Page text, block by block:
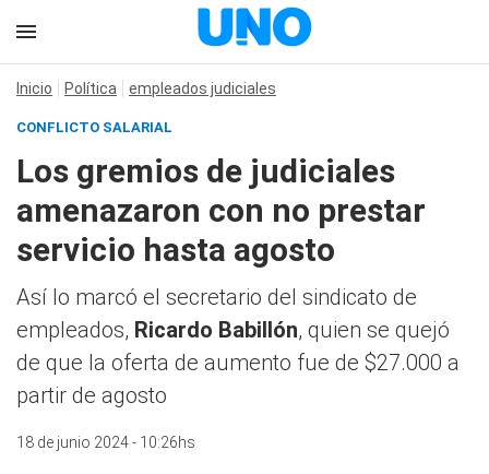
Inicio Política empleados judiciales
CONFLICTO SALARIAL
Los gremios de judiciales
amenazaron con no prestar
servicio hasta agosto
Así lo marcó el secretario del sindicato de
empleados, Ricardo Babillón, quien se quejó
de que la oferta de aumento fue de $27.000 a
partir de agosto
18 de junio 2024 - 10:26hs